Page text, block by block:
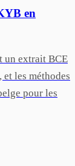
en
un extrait BCE
les méthodes
pour les